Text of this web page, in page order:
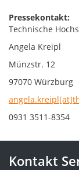
Pressekontakt:
Technische
Angela Kreipl
Münzstr. 12
97070 Würzburg
0931 3511-8354
Kontakt